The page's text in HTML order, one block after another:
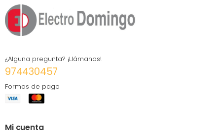
¿Alguna pregunta? ¡Llámanos!
974430457
Formas de pago
Mi cuenta